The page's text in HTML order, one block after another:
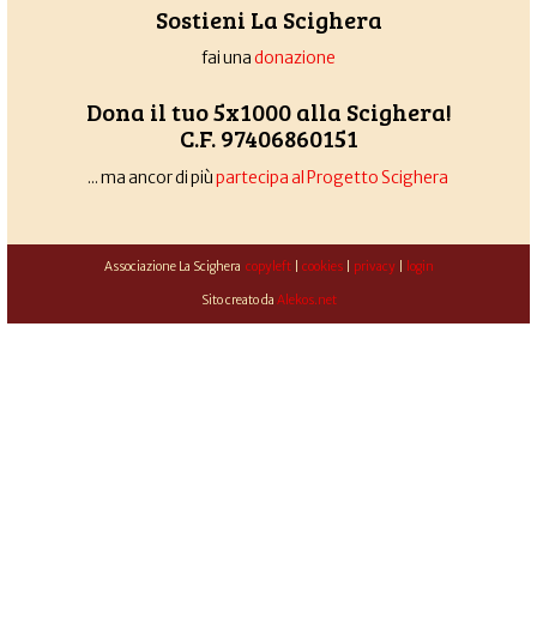
Sostieni La Scighera
fai unadonazione
Dona il tuo 5x1000 alla Scighera!
C.F. 97406860151
... ma ancor di piùpartecipa al Progetto Scighera
Associazione La Scighera copyleft| cookies| privacy| login
Sito creato da Alekos.net